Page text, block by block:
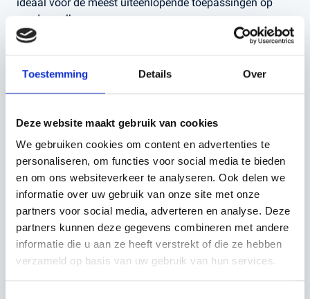
Toestemming Details Over
Deze website maakt gebruik van cookies
We gebruiken cookies om content en advertenties te
personaliseren, om functies voor social media te bieden
en om ons websiteverkeer te analyseren. Ook delen we
informatie over uw gebruik van onze site met onze
partners voor social media, adverteren en analyse. Deze
partners kunnen deze gegevens combineren met andere
informatie die u aan ze heeft verstrekt of die ze hebben
verzameld op basis van uw gebruik van hun services.
eender welk
landbouwbedrijf. Met een maximale stuurhoek van 50°,
een korte
wielbasis en een uitstekend zicht rondom is deze serie
voorlader, en in
kopakker,
in krappe ruimtes of bij het werken met
voermengwagens in de
stal.
deze tractor is uitgevoerd incl:
- Dak met dakluik en 8 LED werklampen aan dakrand,
- Vrijzichtdak zonder FOPS
- GNSS ontvanger SR20 (2 cm absoluut, RTK NTRIP),